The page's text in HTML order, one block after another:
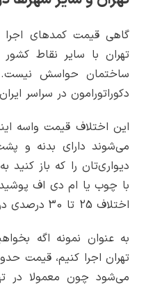
گاهی قیمت کمدهای
تهران با سایر نقاط
ساختمان حواسش نیست.
دکوراتورامون در سراسر
این اختلاف قیمت واسه
می‌شوند دارای بدنه و
دیواری‌تان را که باز کنید
با چوب یا ام دی اف
اختلاف 25 تا 30 درصدی در قیمت کل کار می‌شود.
به عنوان نمونه اگه
می‌شود چون معمولا در